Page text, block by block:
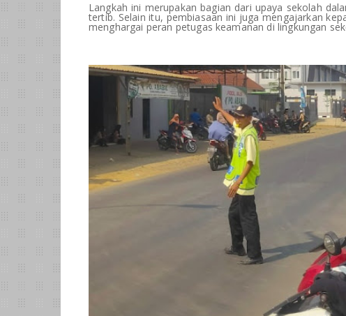
Langkah ini merupakan bagian dari upaya sekolah
tertib. Selain itu, pembiasaan ini juga mengajarkan
menghargai peran petugas keamanan di lingkungan